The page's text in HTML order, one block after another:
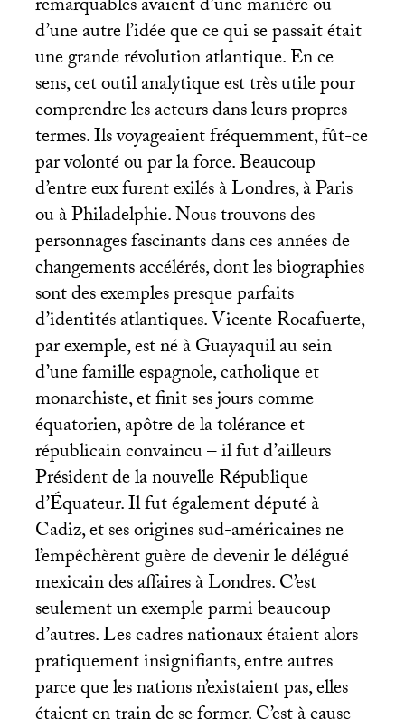
remarquables avaient d’une manière ou
d’une autre l’idée que ce qui se passait était
une grande révolution atlantique. En ce
sens, cet outil analytique est très utile pour
comprendre les acteurs dans leurs propres
termes. Ils voyageaient fréquemment, fût-ce
par volonté ou par la force. Beaucoup
d’entre eux furent exilés à Londres, à Paris
ou à Philadelphie. Nous trouvons des
personnages fascinants dans ces années de
changements accélérés, dont les biographies
sont des exemples presque parfaits
d’identités atlantiques. Vicente Rocafuerte,
par exemple, est né à Guayaquil au sein
d’une famille espagnole, catholique et
monarchiste, et finit ses jours comme
équatorien, apôtre de la tolérance et
républicain convaincu – il fut d’ailleurs
Président de la nouvelle République
d’Équateur. Il fut également député à
Cadiz, et ses origines sud-américaines ne
l’empêchèrent guère de devenir le délégué
mexicain des affaires à Londres. C’est
seulement un exemple parmi beaucoup
d’autres. Les cadres nationaux étaient alors
pratiquement insignifiants, entre autres
parce que les nations n’existaient pas, elles
étaient en train de se former. C’est à cause